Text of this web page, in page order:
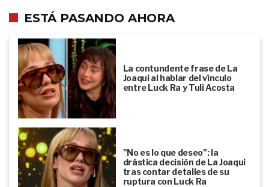
ESTÁ PASANDO AHORA
La contundente frase de La
Joaqui al hablar del vínculo
entre Luck Ra y Tuli Acosta
"No es lo que deseo": la
drástica decisión de La Joaqui
tras contar detalles de su
ruptura con Luck Ra